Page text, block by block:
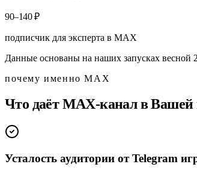
90–140 ₽
подписчик для эксперта в MAX
Данные основаны на наших запусках
почему именно MAX
Что даёт MAX-канал в
Усталость аудитории от Telegram